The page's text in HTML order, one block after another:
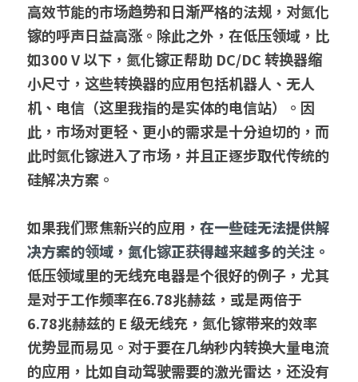
高效节能的市场趋势和日渐严格的法规，对氮化
镓的呼声日益高涨。除此之外，在低压领域，比
如300 V 以下，氮化镓正帮助 DC/DC 转换器缩
小尺寸，这些转换器的应用包括机器人、无人
机、电信（这里我指的是实体的电信站）。因
此，市场对更轻、更小的需求是十分迫切的，而
此时氮化镓进入了市场，并且正逐步取代传统的
硅解决方案。
如果我们聚焦新兴的应用， 在一些硅无法提供解
决方案的领域，氮化镓正获得越来越多的关注。
低压领域里的无线充电器是个很好的例子，尤其
是对于工作频率在6.78兆赫兹，或是两倍于
6.78兆赫兹的 E 级无线充，氮化镓带来的效率
优势显而易见。对于要在几纳秒内转换大量电流
的应用，比如自动驾驶需要的激光雷达，还没有